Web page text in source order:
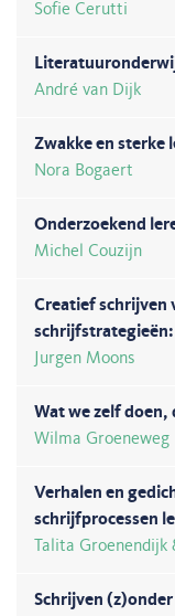
Sofie Cerutti
André van Dijk
Zwakke en sterke
Nora Bogaert
Onderzoekend
Michel Couzijn
Creatief schrijven
schrijfstrategieën:
Jurgen Moons
Wat we zelf doen,
Wilma Groeneweg
Verhalen en
schrijfprocessen
Talita Groenendijk
Schrijven